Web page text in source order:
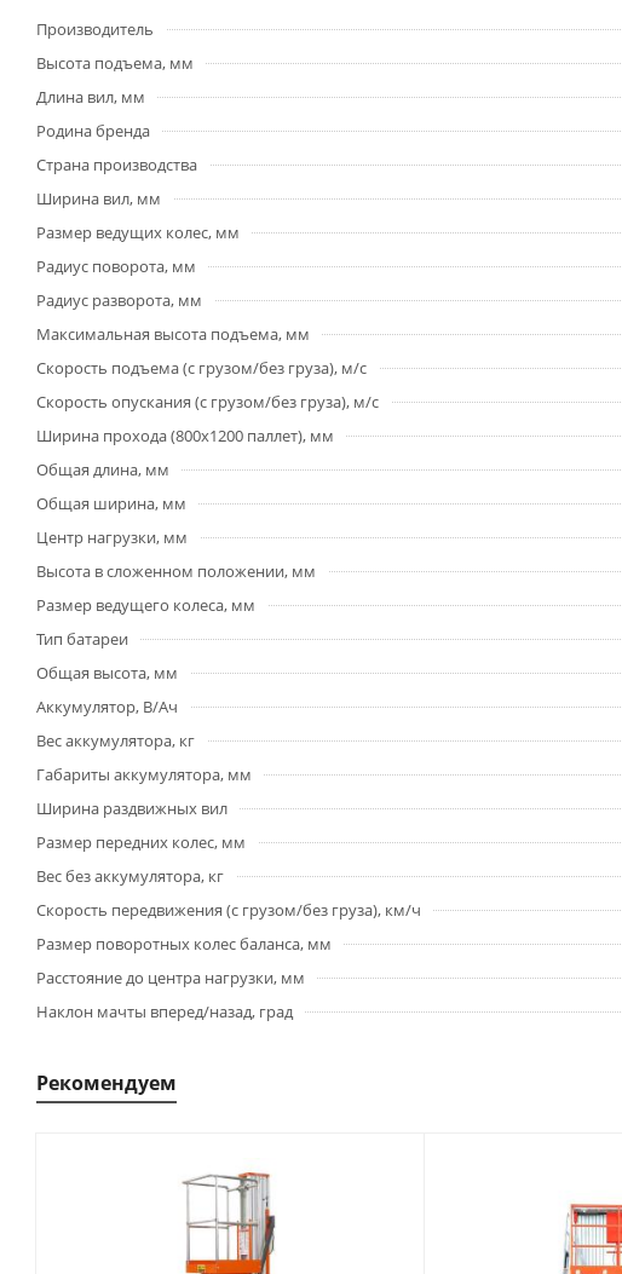
Производитель
Высота подъема, мм
Длина вил, мм
Родина бренда
Страна производства
Ширина вил, мм
Размер ведущих колес, мм
Радиус поворота, мм
Радиус разворота, мм
Максимальная высота подъема, мм
Скорость подъема (с грузом/без груза), м/с
Скорость опускания (с грузом/без груза), м/с
Ширина прохода (800х1200 паллет), мм
Общая длина, мм
Общая ширина, мм
Центр нагрузки, мм
Высота в сложенном положении, мм
Размер ведущего колеса, мм
Тип батареи
Общая высота, мм
Аккумулятор, В/Ач
Вес аккумулятора, кг
Габариты аккумулятора, мм
Ширина раздвижных вил
Размер передних колес, мм
Вес без аккумулятора, кг
Скорость передвижения (с грузом/без груза), км/ч
Размер поворотных колес баланса, мм
Расстояние до центра нагрузки, мм
Наклон мачты вперед/назад, град
Рекомендуем